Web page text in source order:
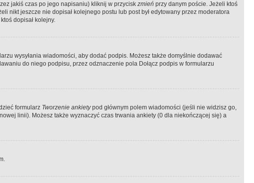
jakiś czas po jego napisaniu) kliknij w przycisk zmień przy danym poście. Jeżeli ktoś
nikt jeszcze nie dopisał kolejnego postu lub post był edytowany przez moderatora
dopisał kolejny.
wysyłania wiadomości, aby dodać podpis. Możesz także domyślnie dodawać
do niego podpisu, przez odznaczenie pola Dołącz podpis w formularzu
formularz Tworzenie ankietypod głównym polem wiadomości (jeśli nie widzisz go,
linii). Możesz także wyznaczyć czas trwania ankiety (0 dla niekończącej się) a